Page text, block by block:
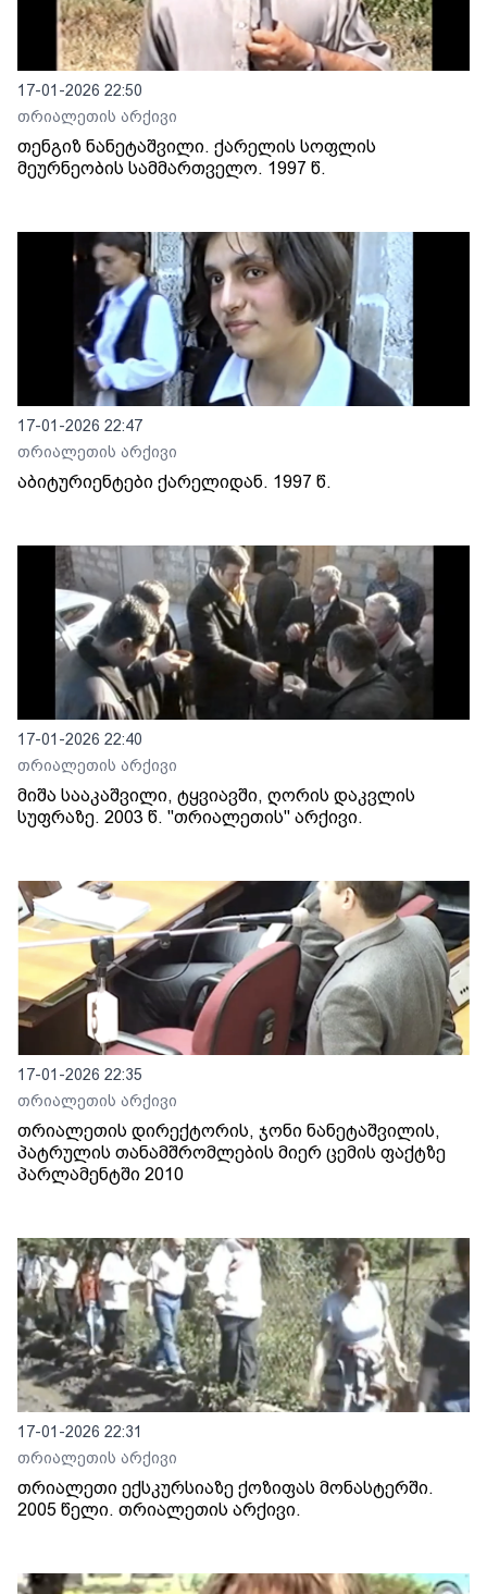
17-01-2026 22:50
თრიალეთის არქივი
თენგიზ ნანეტაშვილი. ქარელის სოფლის
მეურნეობის სამმართველო. 1997 წ.
17-01-2026 22:47
თრიალეთის არქივი
აბიტურიენტები ქარელიდან. 1997 წ.
17-01-2026 22:40
თრიალეთის არქივი
მიშა სააკაშვილი, ტყვიავში, ღორის დაკვლის
სუფრაზე. 2003 წ. "თრიალეთის" არქივი.
17-01-2026 22:35
თრიალეთის არქივი
თრიალეთის დირექტორის, ჯონი ნანეტაშვილის,
პატრულის თანამშრომლების მიერ ცემის ფაქტზე
პარლამენტში 2010
17-01-2026 22:31
თრიალეთის არქივი
თრიალეთი ექსკურსიაზე ქოზიფას მონასტერში.
2005 წელი. თრიალეთის არქივი.